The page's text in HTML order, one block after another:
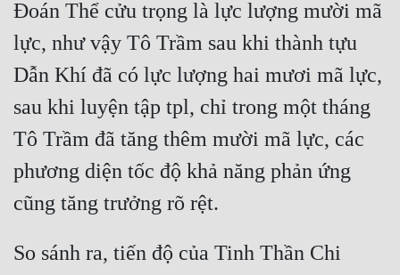
Đoán Thể cửu trọng là lực lượng mười mã
lực, như vậy Tô Trầm sau khi thành tựu
Dẫn Khí đã có lực lượng hai mươi mã lực,
sau khi luyện tập tpl, chỉ trong một tháng
Tô Trầm đã tăng thêm mười mã lực, các
phương diện tốc độ khả năng phản ứng
So sánh ra, tiến độ của Tinh Thần Chi